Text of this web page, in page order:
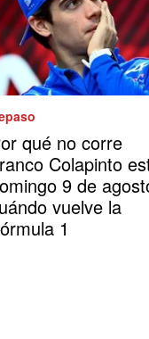
qué no corre
Colapinto
9 de
vuelve la
1